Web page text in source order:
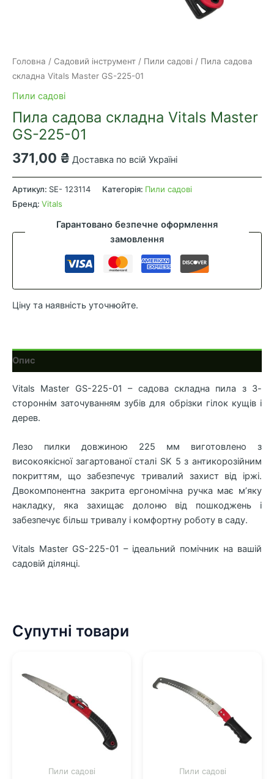
Головна / Садовий інструмент / Пили садові / Пила садова
складна Vitals Master GS-225-01
Пили садові
Пила садова складна Vitals Master
GS-225-01
371,00 ₴ Доставка по всій Україні
Пила
садова
складна
Master
кількість
Артикул: SE- 123114 Категорія: Пили садові
Бренд: Vitals
Гарантовано безпечне оформлення
замовлення
Ціну та наявність уточнюйте.
Опис
Vitals Master GS-225-01 – садова складна пила з 3-
стороннім заточуванням зубів для обрізки гілок кущів і
дерев.
Лезо пилки довжиною 225 мм виготовлено з
високоякісної загартованої сталі SK 5 з антикорозійним
покриттям, що забезпечує тривалий захист від іржі.
Двокомпонентна закрита ергономічна ручка має м’яку
накладку, яка захищає долоню від пошкоджень і
забезпечує більш тривалу і комфортну роботу в саду.
Vitals Master GS-225-01 – ідеальний помічник на вашій
садовій ділянці.
Супутні товари
Пили садові Пили садові